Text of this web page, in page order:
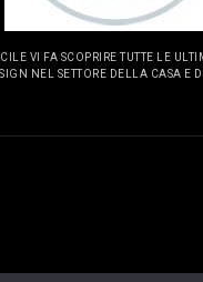
VI FA SCOPRIRE TUTTE LE
NEL SETTORE DELLA CASA E